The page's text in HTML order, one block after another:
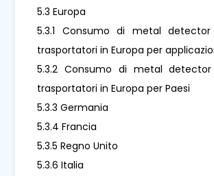
5.3 Europa
5.3.1 Consumo di metal
trasportatori in Europa per
5.3.2 Consumo di metal
trasportatori in Europa per Paesi
5.3.3 Germania
5.3.4 Francia
5.3.5 Regno Unito
5.3.6 Italia